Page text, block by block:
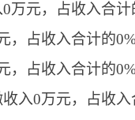
万元，占收入合计
，占收入合计的0%
，占收入合计的0%
入0万元，占收入